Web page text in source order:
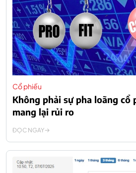
Cổ phiếu
Không phải sự pha loãng cổ
mang lại rủi ro
ĐỌC NGAY